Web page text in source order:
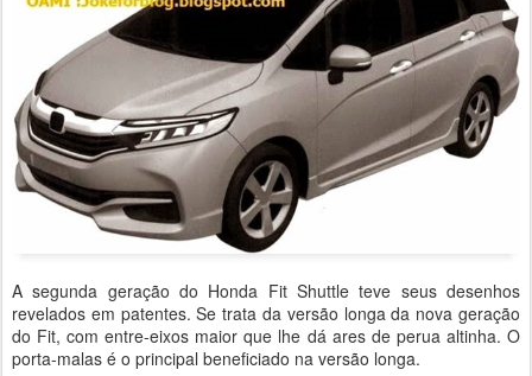
A segunda geração do Honda Fit Shuttle teve seus desenhos
revelados em patentes. Se trata da versão longa da nova geração
do Fit, com entre-eixos maior que lhe dá ares de perua altinha. O
porta-malas é o principal beneficiado na versão longa.